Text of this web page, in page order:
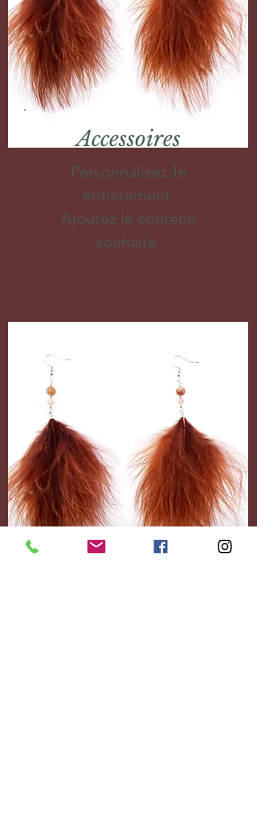
Accessoires
Personnalisez-le
entièrement.
Ajoutez le contenu
souhaité.